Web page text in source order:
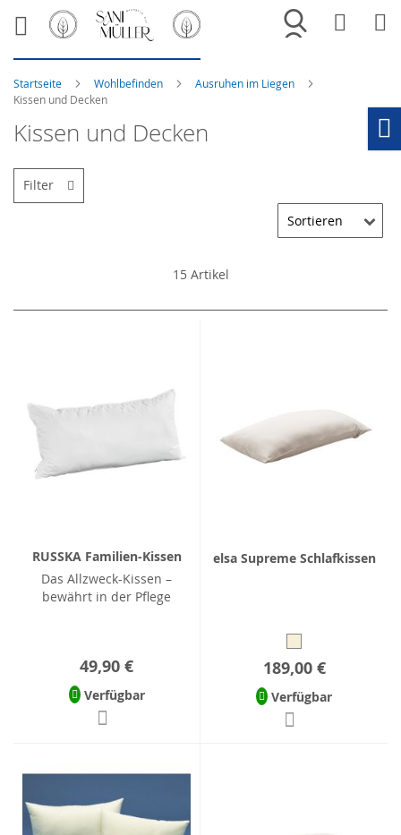
Merkliste
Startseite Wohlbefinden
Ausruhen im Liegen
Kissen und Decken
Kissen und Decken
15Artikel
RUSSKA Familien-Kissen
Das Allzweck-Kissen –
bewährt in der Pflege
49,90 €
Verfügbar
elsa Supreme Schlafkissen
189,00 €
Verfügbar
Filter